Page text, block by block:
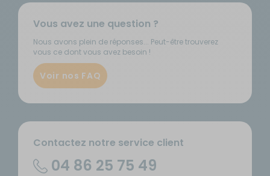
Vous avez une question ?
Nous avons plein de réponses... Peut-être trouverez
vous ce dont vous avez besoin !
Voir nos FAQ
Contactez notre service client
04 86 25 75 49